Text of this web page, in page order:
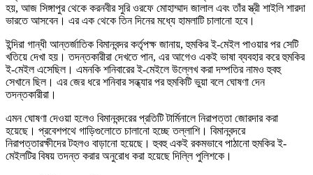
হয়, আজ সিঙ্গাপুর থেকে করনবীর সুরি ওরফে মোহাম্মাদ জালাল এবং তাঁর স্ত্রী শাইলি শারদা
ভারতে আসবেন। এর এক থেকে তিন দিনের মধ্যে হামলাটি চালানো হবে।
ইন্দিরা গান্ধী আন্তর্জাতিক বিমানবন্দর কর্তৃপক্ষ জানায়, হুমকির ই-মেইল পাওয়ার পর সেটি
খতিয়ে দেখা হয়। তদন্তকারীরা দেখতে পান, এর আগেও একই ভাষা ব্যবহার করে হুমকির
ই-মেইল এসেছিল। এমনকি শনিবারের ই-মেইলে উল্লেখ করা দম্পতির নামও হুবহু
সেখানে ছিল। এর জের ধরে শনিবার সন্ধ্যার পর হুমকিটি ভুয়া বলে ঘোষণা দেন
তদন্তকারীরা।
এমন ঘোষণা দেওয়া হলেও বিমানবন্দরের প্রতিটি টার্মিনালে নিরাপত্তা জোরদার করা
হয়েছে। প্রবেশপথে গাড়িগুলোতে চালানো হচ্ছে তল্লাশি। বিমানবন্দরে
নিরাপত্তারক্ষীদের টহলও বাড়ানো হয়েছে। হুবহু একই রকমভাবে পাঠানো হুমকির ই-
মেইলটির বিষয় তদন্ত করার অনুরোধ করা হয়েছে দিল্লি পুলিশকে।